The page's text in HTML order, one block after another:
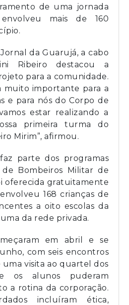
de uma jornada
mais de 160
da Guarujá, a cabo
Ribeiro destacou a
para a comunidade.
muito importante para a
e para nós do Corpo de
estar realizando a
primeira turma do
Mirim”, afirmou.
parte dos programas
de Bombeiros Militar de
oferecida gratuitamente
168 crianças de
a oito escolas da
da rede privada.
em abril e se
com seis encontros
uma visita ao quartel dos
os alunos puderam
a rotina da corporação.
incluíram ética,